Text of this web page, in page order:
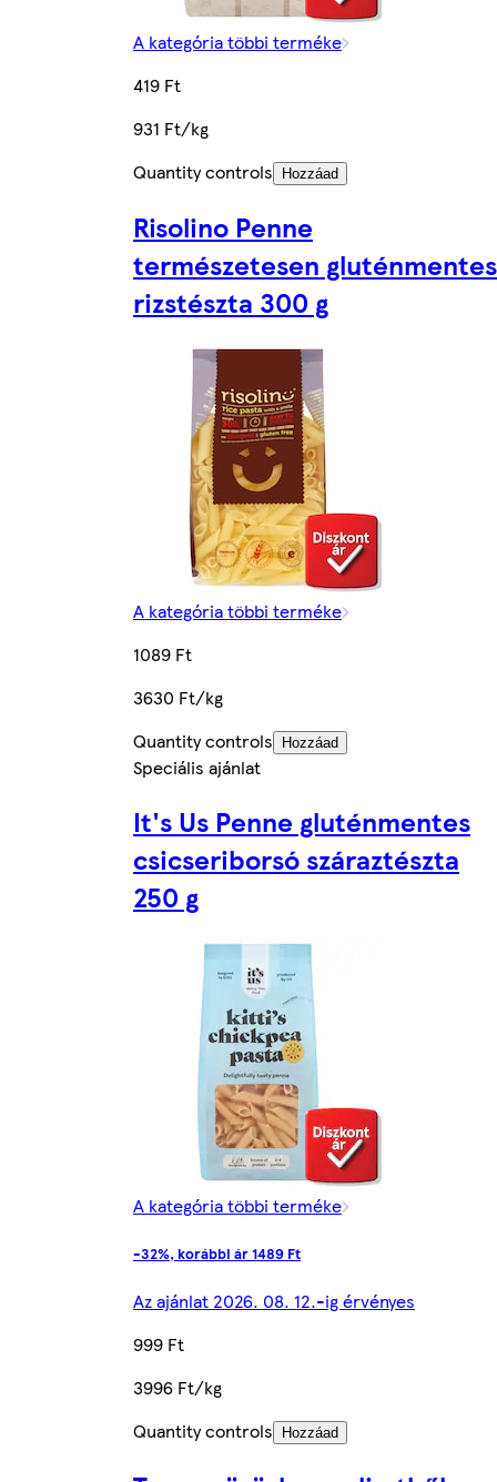
A kategória többi terméke
419 Ft
931 Ft/kg
Quantity controls
Hozzáad
Risolino Penne
természetesen gluténmentes
rizstészta 300 g
A kategória többi terméke
1089 Ft
3630 Ft/kg
Quantity controls
Hozzáad
Speciális ajánlat
It's Us Penne gluténmentes
csicseriborsó száraztészta
250 g
A kategória többi terméke
-32%, korábbi ár 1489 Ft
Az ajánlat 2026. 08. 12.-ig érvényes
999 Ft
3996 Ft/kg
Quantity controls
Hozzáad